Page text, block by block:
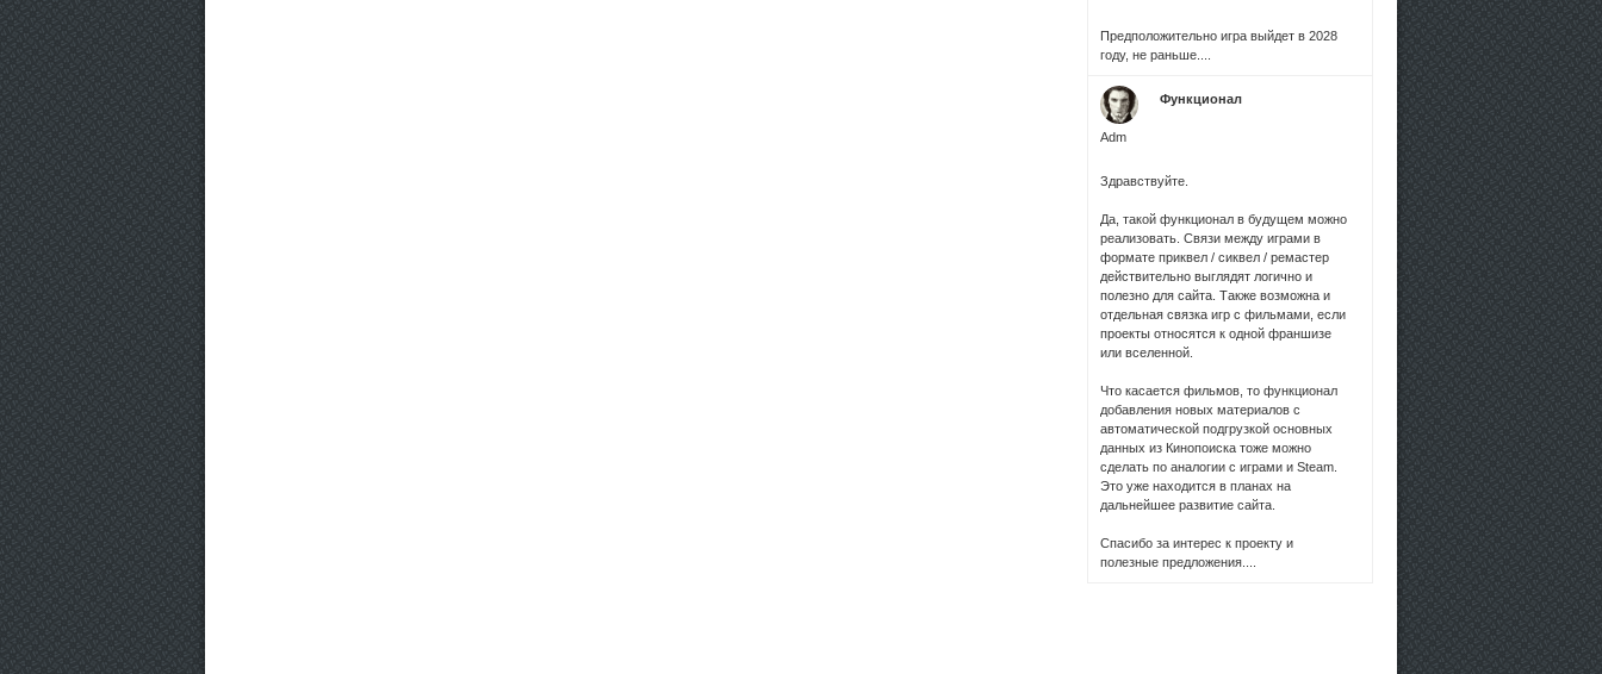
Предположительно игра выйдет в 2028
году, не раньше....
Adm
Функционал
Здравствуйте.
Да, такой функционал в будущем можно
реализовать. Связи между играми в
формате приквел / сиквел / ремастер
действительно выглядят логично и
полезно для сайта. Также возможна и
отдельная связка игр с фильмами, если
проекты относятся к одной франшизе
или вселенной.
Что касается фильмов, то функционал
добавления новых материалов с
автоматической подгрузкой основных
данных из Кинопоиска тоже можно
сделать по аналогии с играми и Steam.
Это уже находится в планах на
дальнейшее развитие сайта.
Спасибо за интерес к проекту и
полезные предложения....